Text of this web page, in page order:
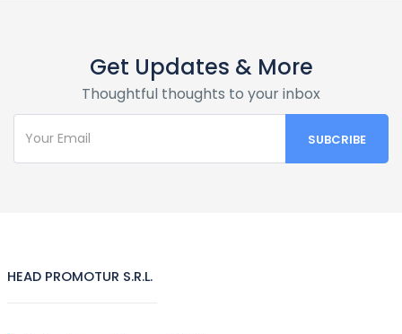
Get Updates & More
Thoughtful thoughts to your inbox
HEAD PROMOTUR S.R.L.